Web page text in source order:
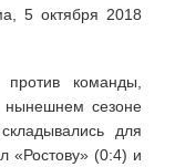
5 октября 2018
команды,
нынешнем сезоне
для
«Ростову» (0:4) и